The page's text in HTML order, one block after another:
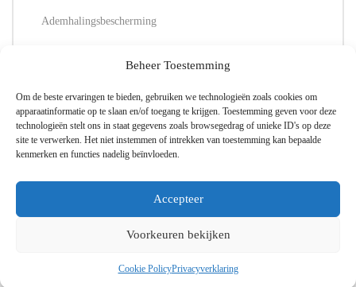
Beheer Toestemming
Om de beste ervaringen te bieden, gebruiken we technologieën zoals cookies om
apparaatinformatie op te slaan en/of toegang te krijgen. Toestemming geven voor deze
technologieën stelt ons in staat gegevens zoals browsegedrag of unieke ID's op deze
site te verwerken. Het niet instemmen of intrekken van toestemming kan bepaalde
kenmerken en functies nadelig beïnvloeden.
Accepteer
Voorkeuren bekijken
Cookie PolicyPrivacyverklaring
Ademhalingsbescherming
EHBO
Oog- en gezichtsbescherming